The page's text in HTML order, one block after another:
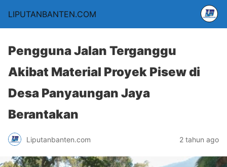
LIPUTANBANTEN.COM
Pengguna Jalan Terganggu
Akibat Material Proyek Pisew di
Desa Panyaungan Jaya
Berantakan
Liputanbanten.com 2 tahun ago